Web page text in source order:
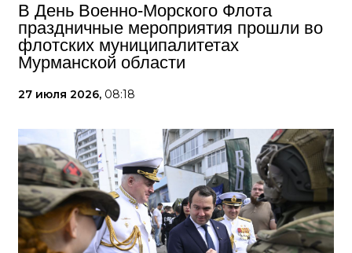
В День Военно-Морского Флота
праздничные мероприятия прошли во
флотских муниципалитетах
Мурманской области
27 июля 2026, 08:18